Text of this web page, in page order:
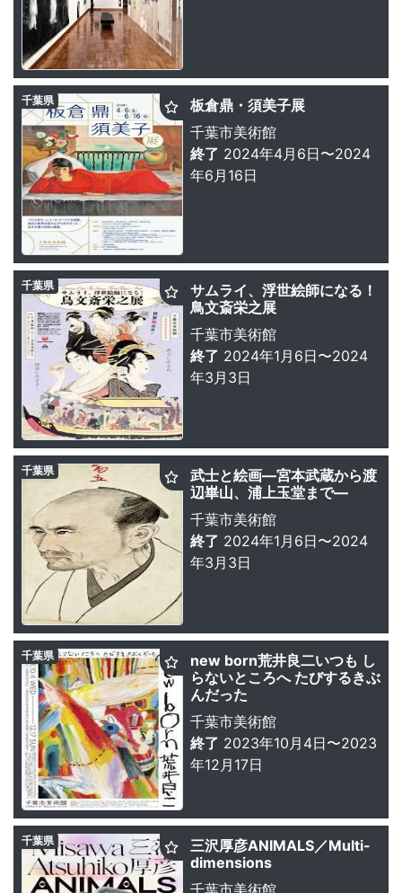
板倉鼎・須美子展
千葉市美術館
終了 2024年4月6日〜2024
年6月16日
千葉県
サムライ、浮世絵師になる！
鳥文斎栄之展
千葉市美術館
終了 2024年1月6日〜2024
年3月3日
千葉県
武士と絵画—宮本武蔵から渡
辺崋山、浦上玉堂まで—
千葉市美術館
終了 2024年1月6日〜2024
年3月3日
千葉県
new born荒井良二いつも し
らないところへ たびするきぶ
んだった
千葉市美術館
終了 2023年10月4日〜2023
年12月17日
千葉県
三沢厚彦ANIMALS／Multi-
dimensions
千葉市美術館
千葉県